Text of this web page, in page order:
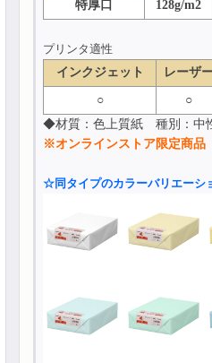
特厚口 128g/m2
プリンタ適性
インクジェット
レーザ
○ ○
◆材質：色上質紙 種別：中
※オンラインストア限定商品
☆同タイプのカラーバリエーシ